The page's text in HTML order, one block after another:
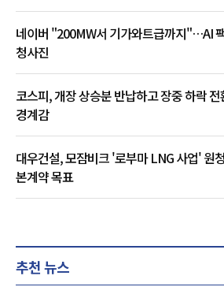
네이버 "200MW서 기가와트급까지"…AI
청사진
코스피, 개장 상승분 반납하고 장중 하락
경계감
대우건설, 모잠비크 '로부마 LNG 사업' 원
본계약 목표
추천 뉴스